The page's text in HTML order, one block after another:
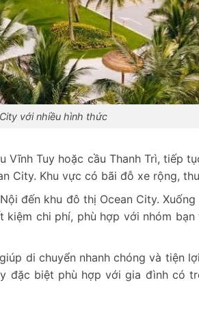
với nhiều hình thức
Vĩnh Tuy hoặc cầu Thanh Trì, tiếp
City. Khu vực có bãi đỗ xe rộng,
đến khu đô thị Ocean City.
chi phí, phù hợp với nhóm
di chuyển nhanh chóng và tiện
đặc biệt phù hợp với gia đình có